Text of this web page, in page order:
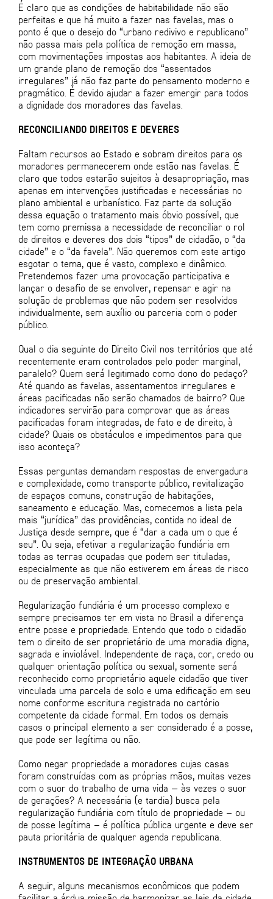
É claro que as condições de habitabilidade não são
perfeitas e que há muito a fazer nas favelas, mas o
ponto é que o desejo do “urbano redivivo e republicano”
não passa mais pela política de remoção em massa,
com movimentações impostas aos habitantes. A ideia de
um grande plano de remoção dos “assentados
irregulares” já não faz parte do pensamento moderno e
pragmático. É devido ajudar a fazer emergir para todos
a dignidade dos moradores das favelas.
RECONCILIANDO DIREITOS E DEVERES
Faltam recursos ao Estado e sobram direitos para os
moradores permanecerem onde estão nas favelas. É
claro que todos estarão sujeitos à desapropriação, mas
apenas em intervenções justificadas e necessárias no
plano ambiental e urbanístico. Faz parte da solução
dessa equação o tratamento mais óbvio possível, que
tem como premissa a necessidade de reconciliar o rol
de direitos e deveres dos dois “tipos” de cidadão, o “da
cidade” e o “da favela”. Não queremos com este artigo
esgotar o tema, que é vasto, complexo e dinâmico.
Pretendemos fazer uma provocação participativa e
lançar o desafio de se envolver, repensar e agir na
solução de problemas que não podem ser resolvidos
individualmente, sem auxílio ou parceria com o poder
público.
Qual o dia seguinte do Direito Civil nos territórios que até
recentemente eram controlados pelo poder marginal,
paralelo? Quem será legitimado como dono do pedaço?
Até quando as favelas, assentamentos irregulares e
áreas pacificadas não serão chamados de bairro? Que
indicadores servirão para comprovar que as áreas
pacificadas foram integradas, de fato e de direito, à
cidade? Quais os obstáculos e impedimentos para que
isso aconteça?
Essas perguntas demandam respostas de envergadura
e complexidade, como transporte público, revitalização
de espaços comuns, construção de habitações,
saneamento e educação. Mas, comecemos a lista pela
mais “jurídica” das providências, contida no ideal de
Justiça desde sempre, que é “dar a cada um o que é
seu”. Ou seja, efetivar a regularização fundiária em
todas as terras ocupadas que podem ser tituladas,
especialmente as que não estiverem em áreas de risco
ou de preservação ambiental.
Regularização fundiária é um processo complexo e
sempre precisamos ter em vista no Brasil a diferença
entre posse e propriedade. Entendo que todo o cidadão
tem o direito de ser proprietário de uma moradia digna,
sagrada e inviolável. Independente de raça, cor, credo ou
qualquer orientação política ou sexual, somente será
reconhecido como proprietário aquele cidadão que tiver
vinculada uma parcela de solo e uma edificação em seu
nome conforme escritura registrada no cartório
competente da cidade formal. Em todos os demais
casos o principal elemento a ser considerado é a posse,
que pode ser legítima ou não.
Como negar propriedade a moradores cujas casas
foram construídas com as próprias mãos, muitas vezes
com o suor do trabalho de uma vida — às vezes o suor
de gerações? A necessária (e tardia) busca pela
regularização fundiária com título de propriedade – ou
de posse legítima – é política pública urgente e deve ser
pauta prioritária de qualquer agenda republicana.
INSTRUMENTOS DE INTEGRAÇÃO URBANA
A seguir, alguns mecanismos econômicos que podem